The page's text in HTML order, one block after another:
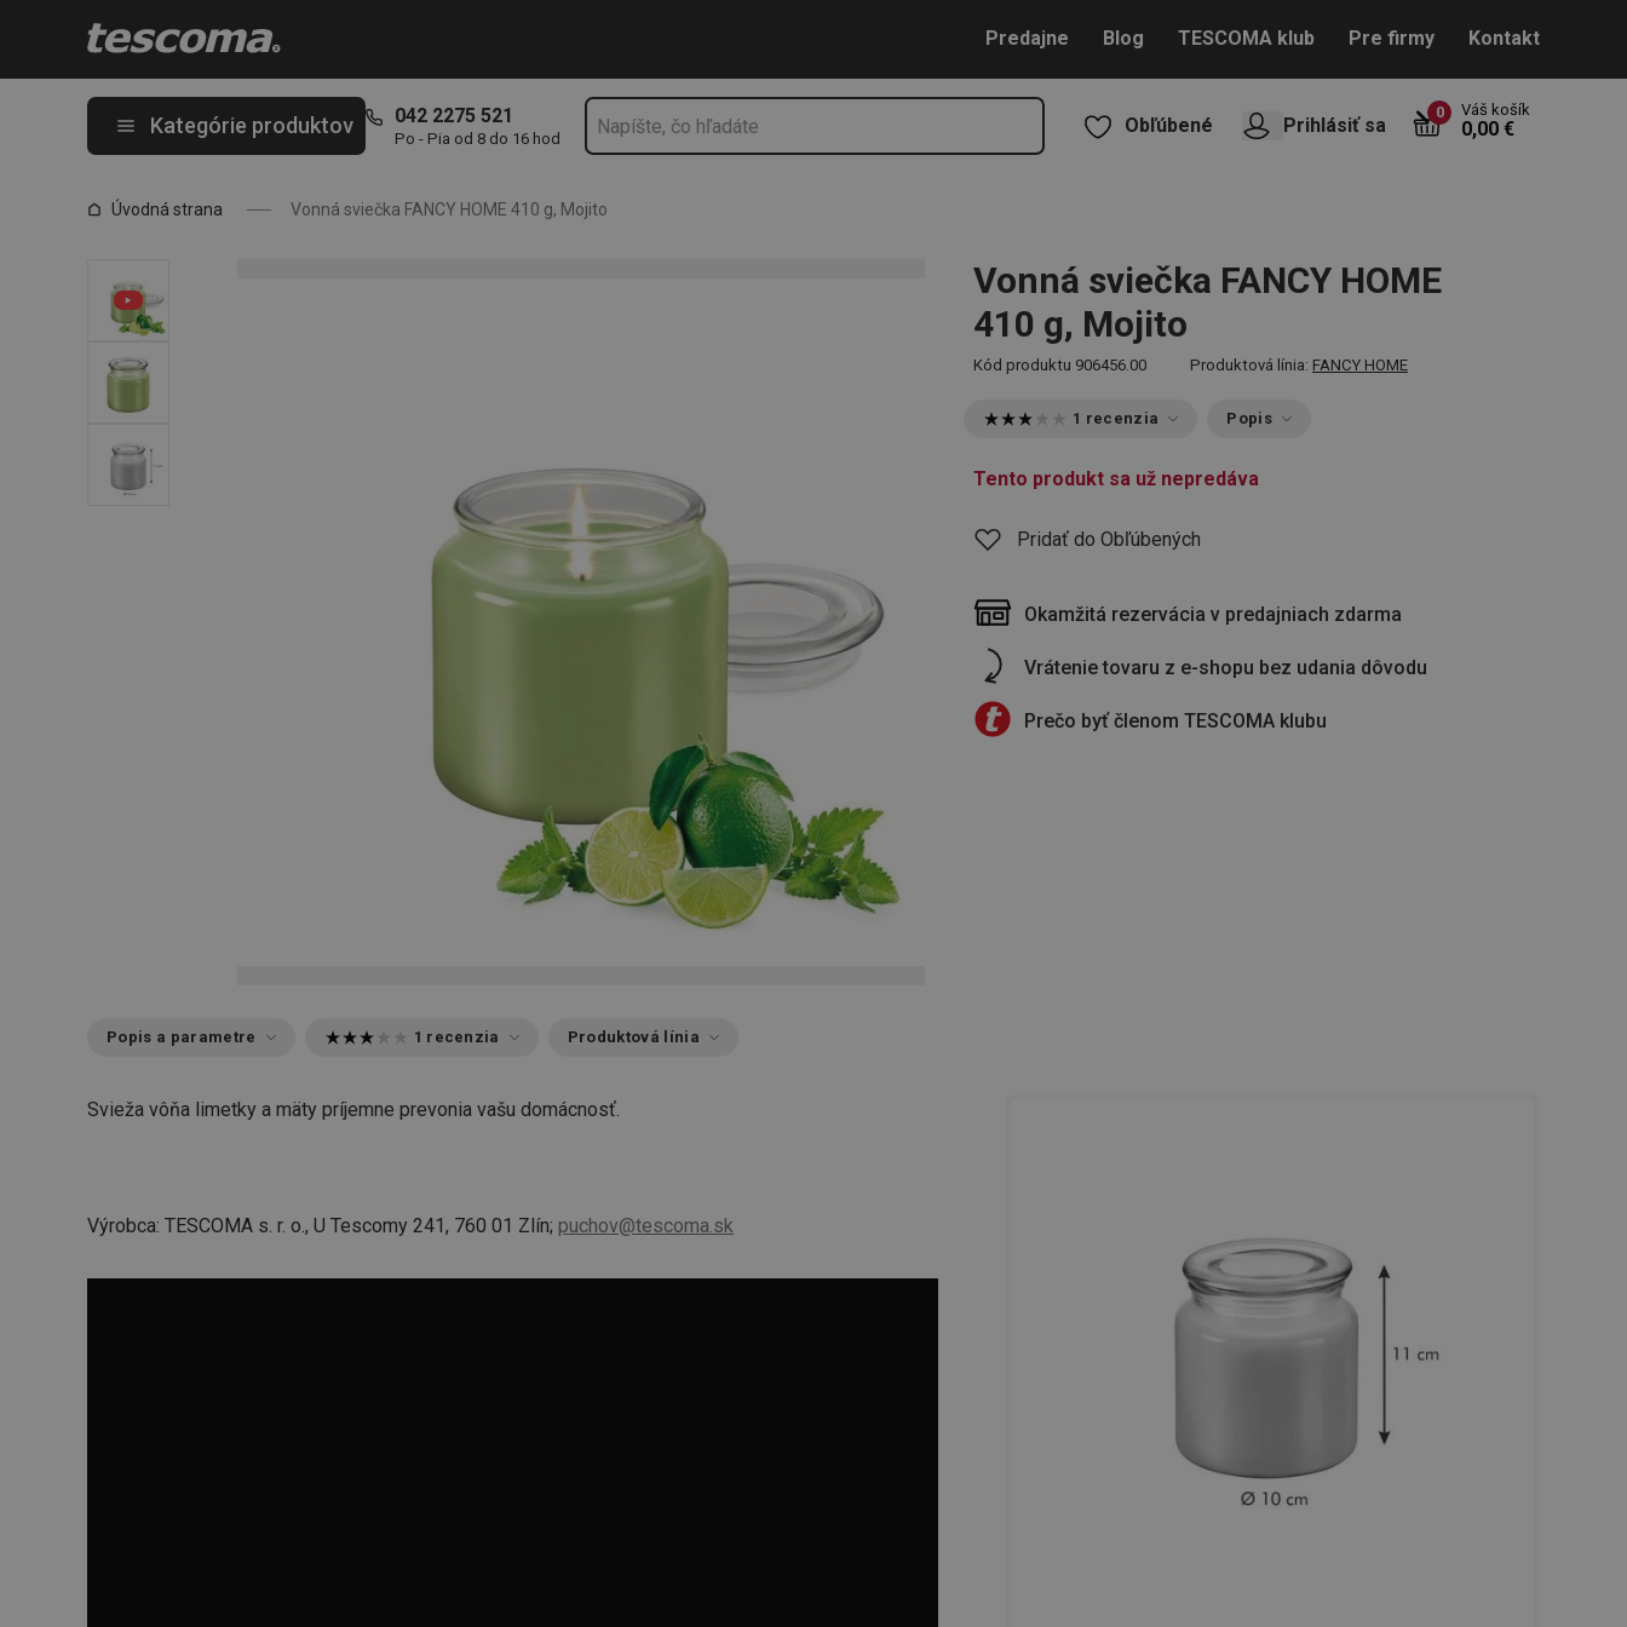
Predajne Blog TESCOMA klub Pre firmy Kontakt
Kategórie produktov 042 2275 521
Po - Pia od 8 do 16 hod
Obľúbené Prihlásiť sa
0 Váš košík
0,00 €
Úvodná strana Vonná sviečka FANCY HOME 410 g, Mojito
Vonná sviečka FANCY HOME
410 g, Mojito
Kód produktu 906456.00 Produktová línia: FANCY HOME
1 recenzia Popis
Tento produkt sa už nepredáva
Pridať do Obľúbených
Okamžitá rezervácia v predajniach zdarma
Vrátenie tovaru z e-shopu bez udania dôvodu
Prečo byť členom TESCOMA klubu
Popis a parametre 1 recenzia Produktová línia
Svieža vôňa limetky a mäty príjemne prevonia vašu domácnosť.
Výrobca: TESCOMA s. r. o., U Tescomy 241, 760 01 Zlín; puchov@tescoma.sk